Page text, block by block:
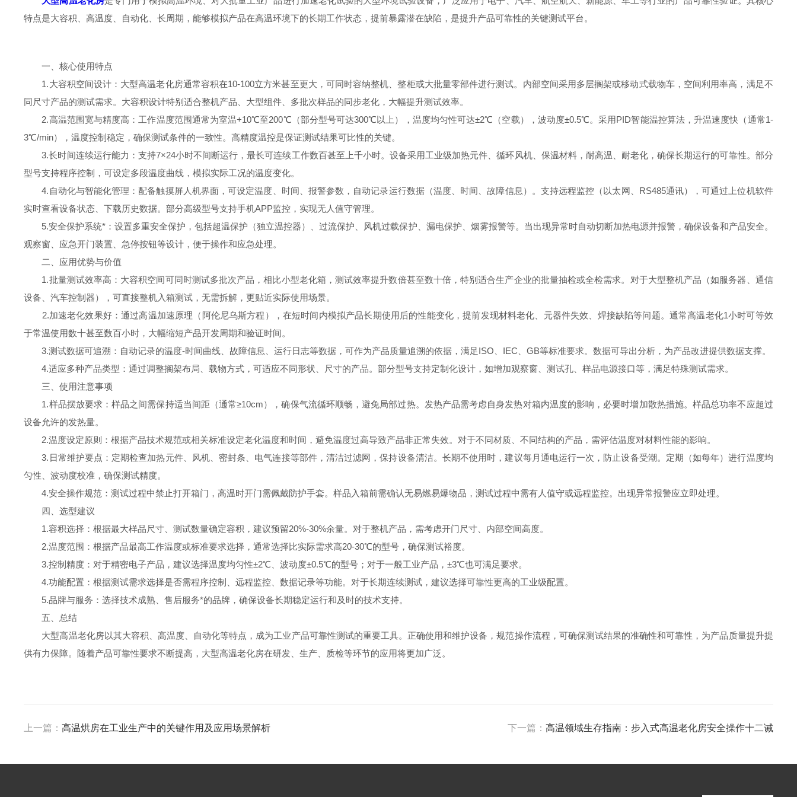
特点是大容积、高温度、自动化、长周期，能够模拟产品在高温环境下的长期工作状态，提前暴露潜在缺陷，是提升产品可靠性的关键测试平台。
一、核心使用特点
1.大容积空间设计：大型高温老化房通常容积在10-100立方米甚至更大，可同时容纳整机、整柜或大批量零部件进行测试。内部空间采用多层搁架或移动式载物车，空间利用率高，满足不
同尺寸产品的测试需求。大容积设计特别适合整机产品、大型组件、多批次样品的同步老化，大幅提升测试效率。
2.高温范围宽与精度高：工作温度范围通常为室温+10℃至200℃（部分型号可达300℃以上），温度均匀性可达±2℃（空载），波动度±0.5℃。采用PID智能温控算法，升温速度快（通常1-
3℃/min），温度控制稳定，确保测试条件的一致性。高精度温控是保证测试结果可比性的关键。
3.长时间连续运行能力：支持7×24小时不间断运行，最长可连续工作数百甚至上千小时。设备采用工业级加热元件、循环风机、保温材料，耐高温、耐老化，确保长期运行的可靠性。部分
型号支持程序控制，可设定多段温度曲线，模拟实际工况的温度变化。
4.自动化与智能化管理：配备触摸屏人机界面，可设定温度、时间、报警参数，自动记录运行数据（温度、时间、故障信息）。支持远程监控（以太网、RS485通讯），可通过上位机软件
实时查看设备状态、下载历史数据。部分高级型号支持手机APP监控，实现无人值守管理。
5.安全保护系统*：设置多重安全保护，包括超温保护（独立温控器）、过流保护、风机过载保护、漏电保护、烟雾报警等。当出现异常时自动切断加热电源并报警，确保设备和产品安全。
观察窗、应急开门装置、急停按钮等设计，便于操作和应急处理。
二、应用优势与价值
1.批量测试效率高：大容积空间可同时测试多批次产品，相比小型老化箱，测试效率提升数倍甚至数十倍，特别适合生产企业的批量抽检或全检需求。对于大型整机产品（如服务器、通信
设备、汽车控制器），可直接整机入箱测试，无需拆解，更贴近实际使用场景。
2.加速老化效果好：通过高温加速原理（阿伦尼乌斯方程），在短时间内模拟产品长期使用后的性能变化，提前发现材料老化、元器件失效、焊接缺陷等问题。通常高温老化1小时可等效
于常温使用数十甚至数百小时，大幅缩短产品开发周期和验证时间。
3.测试数据可追溯：自动记录的温度-时间曲线、故障信息、运行日志等数据，可作为产品质量追溯的依据，满足ISO、IEC、GB等标准要求。数据可导出分析，为产品改进提供数据支撑。
4.适应多种产品类型：通过调整搁架布局、载物方式，可适应不同形状、尺寸的产品。部分型号支持定制化设计，如增加观察窗、测试孔、样品电源接口等，满足特殊测试需求。
三、使用注意事项
1.样品摆放要求：样品之间需保持适当间距（通常≥10cm），确保气流循环顺畅，避免局部过热。发热产品需考虑自身发热对箱内温度的影响，必要时增加散热措施。样品总功率不应超过
设备允许的发热量。
2.温度设定原则：根据产品技术规范或相关标准设定老化温度和时间，避免温度过高导致产品非正常失效。对于不同材质、不同结构的产品，需评估温度对材料性能的影响。
3.日常维护要点：定期检查加热元件、风机、密封条、电气连接等部件，清洁过滤网，保持设备清洁。长期不使用时，建议每月通电运行一次，防止设备受潮。定期（如每年）进行温度均
匀性、波动度校准，确保测试精度。
4.安全操作规范：测试过程中禁止打开箱门，高温时开门需佩戴防护手套。样品入箱前需确认无易燃易爆物品，测试过程中需有人值守或远程监控。出现异常报警应立即处理。
四、选型建议
1.容积选择：根据最大样品尺寸、测试数量确定容积，建议预留20%-30%余量。对于整机产品，需考虑开门尺寸、内部空间高度。
2.温度范围：根据产品最高工作温度或标准要求选择，通常选择比实际需求高20-30℃的型号，确保测试裕度。
3.控制精度：对于精密电子产品，建议选择温度均匀性±2℃、波动度±0.5℃的型号；对于一般工业产品，±3℃也可满足要求。
4.功能配置：根据测试需求选择是否需程序控制、远程监控、数据记录等功能。对于长期连续测试，建议选择可靠性更高的工业级配置。
5.品牌与服务：选择技术成熟、售后服务*的品牌，确保设备长期稳定运行和及时的技术支持。
五、总结
大型高温老化房以其大容积、高温度、自动化等特点，成为工业产品可靠性测试的重要工具。正确使用和维护设备，规范操作流程，可确保测试结果的准确性和可靠性，为产品质量提升提
供有力保障。随着产品可靠性要求不断提高，大型高温老化房在研发、生产、质检等环节的应用将更加广泛。
上一篇：高温烘房在工业生产中的关键作用及应用场景解析 下一篇： 高温领域生存指南：步入式高温老化房安全操作十二诫